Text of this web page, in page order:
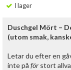
I lager
Duschgel Mört –
(utom smak,
Letar du efter en
inte på för stort